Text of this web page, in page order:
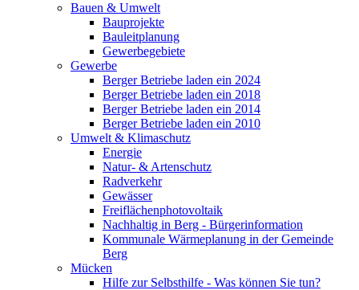
Bauen & Umwelt
Bauprojekte
Bauleitplanung
Gewerbegebiete
Gewerbe
Berger Betriebe laden ein 2024
Berger Betriebe laden ein 2018
Berger Betriebe laden ein 2014
Berger Betriebe laden ein 2010
Umwelt & Klimaschutz
Energie
Natur- & Artenschutz
Radverkehr
Gewässer
Freiflächenphotovoltaik
Nachhaltig in Berg - Bürgerinformation
Kommunale Wärmeplanung in der Gemeinde
Berg
Mücken
Hilfe zur Selbsthilfe - Was können Sie tun?